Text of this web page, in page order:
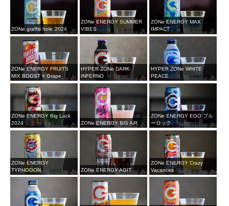
ZONe graffiti holic 2024
ZONe ENERGY SUMMER
VIBES
ZONe ENERGY MAX
IMPACT
ZONe ENERGY FRUITS
MIX BOOST + Grape
HYPER ZONe DARK
INFERNO
HYPER ZONe WHITE
PEACE
ZONe ENERGY Big Luck
2024
ZONe ENERGY BiG AiR
ZONe ENERGY EGO ブル
ーロック
ZONe ENERGY
TYPHOOON
ZONe ENERGY AGIT
ZONe ENERGY Crazy
Vacances